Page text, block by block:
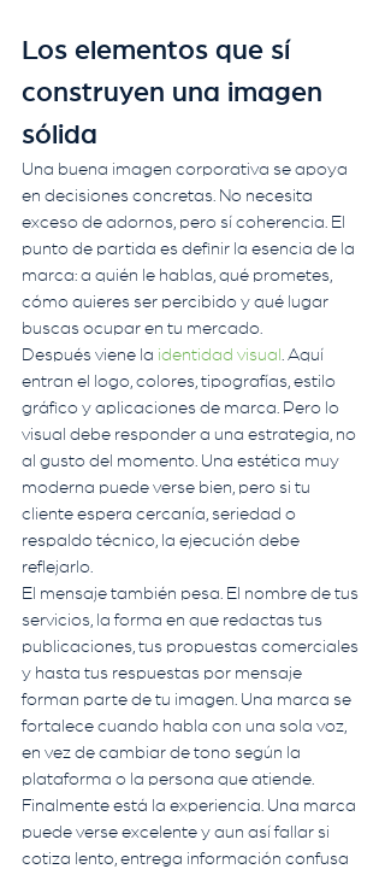
Los elementos que sí
construyen una imagen
sólida
Una buena imagen corporativa se apoya
en decisiones concretas. No necesita
exceso de adornos, pero sí coherencia. El
punto de partida es definir la esencia de la
marca: a quién le hablas, qué prometes,
cómo quieres ser percibido y qué lugar
buscas ocupar en tu mercado.
Después viene la identidad visual . Aquí
entran el logo, colores, tipografías, estilo
gráfico y aplicaciones de marca. Pero lo
visual debe responder a una estrategia, no
al gusto del momento. Una estética muy
moderna puede verse bien, pero si tu
cliente espera cercanía, seriedad o
respaldo técnico, la ejecución debe
reflejarlo.
El mensaje también pesa. El nombre de tus
servicios, la forma en que redactas tus
publicaciones, tus propuestas comerciales
y hasta tus respuestas por mensaje
forman parte de tu imagen. Una marca se
fortalece cuando habla con una sola voz,
en vez de cambiar de tono según la
plataforma o la persona que atiende.
Finalmente está la experiencia. Una marca
puede verse excelente y aun así fallar si
cotiza lento, entrega información confusa